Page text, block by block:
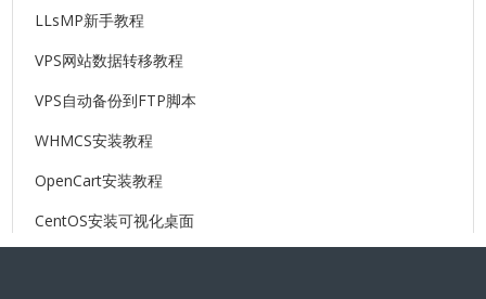
LLsMP新手教程
VPS网站数据转移教程
VPS自动备份到FTP脚本
WHMCS安装教程
OpenCart安装教程
CentOS安装可视化桌面